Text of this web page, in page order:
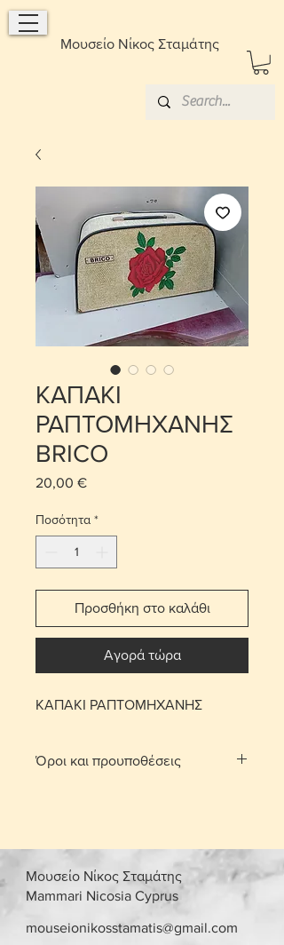
Μουσείο Νίκος Σταμάτης
ΚΑΠΑΚΙ
ΡΑΠΤΟΜΗΧΑΝΗΣ
BRICO
20,00 €Τιμή
Ποσότητα *
Προσθήκη στο καλάθι
Αγορά τώρα
ΚΑΠΑΚΙ ΡΑΠΤΟΜΗΧΑΝΗΣ
Όροι και προυποθέσεις
Για τις περιοχές Λευκωσίας και
Λεμεσού μπορείτε να πατήσετε την
επιλογή «σημεία συνάντησης». Θα
οριστεί σημείο συνάντησης και
ραντεβού, στην περιοχή
Μουσείο Νίκος Σταμάτης
Mammari Nicosia Cyprus
mouseionikosstamatis@gmail.com